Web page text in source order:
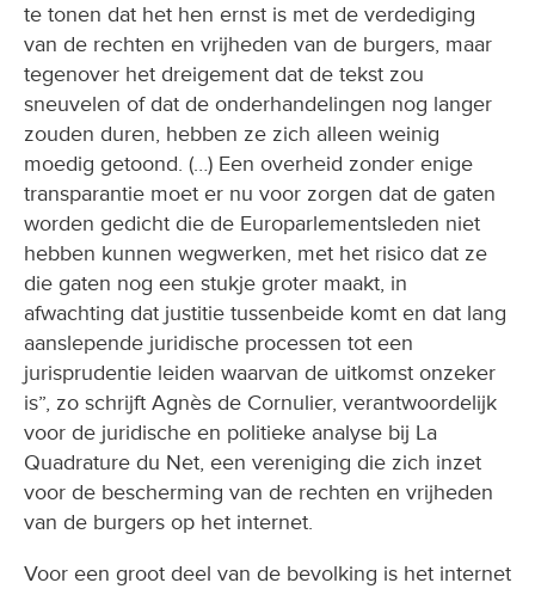
te tonen dat het hen ernst is met de verdediging
van de rechten en vrijheden van de burgers, maar
tegenover het dreigement dat de tekst zou
sneuvelen of dat de onderhandelingen nog langer
zouden duren, hebben ze zich alleen weinig
moedig getoond. (…) Een overheid zonder enige
transparantie moet er nu voor zorgen dat de gaten
worden gedicht die de Europarlementsleden niet
hebben kunnen wegwerken, met het risico dat ze
die gaten nog een stukje groter maakt, in
afwachting dat justitie tussenbeide komt en dat lang
aanslepende juridische processen tot een
jurisprudentie leiden waarvan de uitkomst onzeker
is”, zo schrijft Agnès de Cornulier, verantwoordelijk
voor de juridische en politieke analyse bij La
Quadrature du Net, een vereniging die zich inzet
voor de bescherming van de rechten en vrijheden
van de burgers op het internet.
Voor een groot deel van de bevolking is het internet